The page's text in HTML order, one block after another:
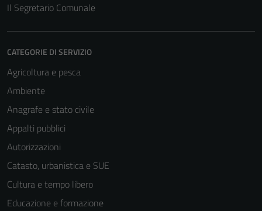
Il Segretario Comunale
CATEGORIE DI SERVIZIO
Agricoltura e pesca
Ambiente
Anagrafe e stato civile
Appalti pubblici
Autorizzazioni
Catasto, urbanistica e SUE
Cultura e tempo libero
Educazione e formazione